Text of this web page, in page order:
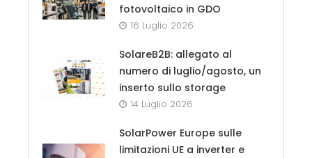
fotovoltaico in GDO
16 Luglio 2026
SolareB2B: allegato al
numero di luglio/agosto, un
inserto sullo storage
14 Luglio 2026
SolarPower Europe sulle
limitazioni UE a inverter e